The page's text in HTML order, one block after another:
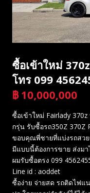
ซื้อเข้าใหม่
โทร 099
฿ 10,000,000
ซื้อเข้าใหม่ Fairlady
กรุ่น รับซื้อรถ350Z 370Z
ขอบคุณพี่ชายที่แบ่งรถสว
มีแบบนี้ต้องการขาย ส่งม
ผมรับซื้อตรง 099
Line id : aoddet
ซื้อง่าย จ่ายสด รถติดไฟ